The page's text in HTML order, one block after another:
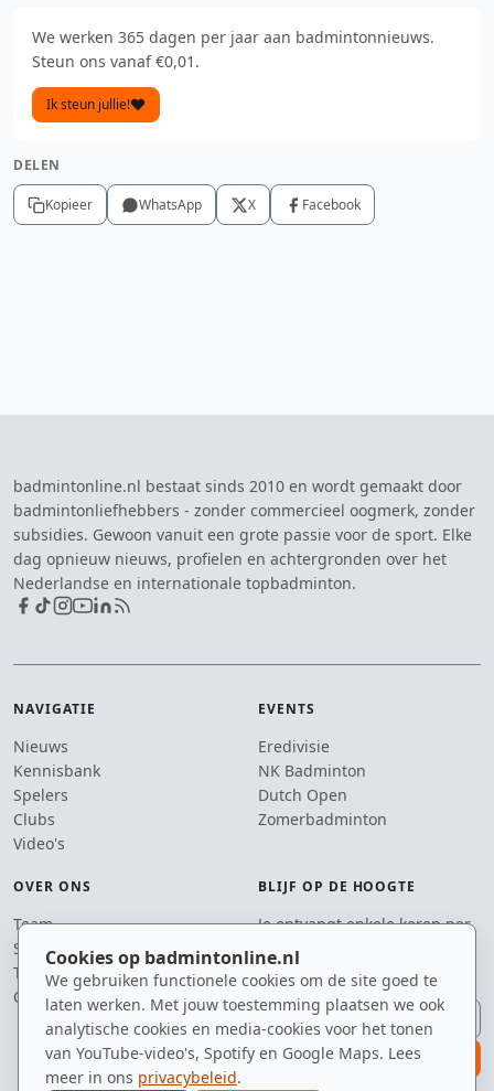
Cookies op badmintonline.nl
We gebruiken functionele cookies om de site goed te
laten werken. Met jouw toestemming plaatsen we ook
analytische cookies en media-cookies voor het tonen
van YouTube-video's, Spotify en Google Maps. Lees
meer in ons privacybeleid.
We werken 365 dagen per jaar aan badmintonnieuws.
Steun ons vanaf €0,01.
Ik steun jullie!
DELEN
Kopieer WhatsApp X Facebook
badmintonline.nl bestaat sinds 2010 en wordt gemaakt door
badmintonliefhebbers - zonder commercieel oogmerk, zonder
subsidies. Gewoon vanuit een grote passie voor de sport. Elke
dag opnieuw nieuws, profielen en achtergronden over het
Nederlandse en internationale topbadminton.
NAVIGATIE
Nieuws
Kennisbank
Spelers
Clubs
Video's
EVENTS
Eredivisie
NK Badminton
Dutch Open
Zomerbadminton
OVER ONS
Team
Supporters
Tip de redactie
Contact
BLIJF OP DE HOOGTE
Je ontvangt enkele keren per
jaar een e-mail met het
laatste badmintonnieuws.
E-mailadres
aanmelden